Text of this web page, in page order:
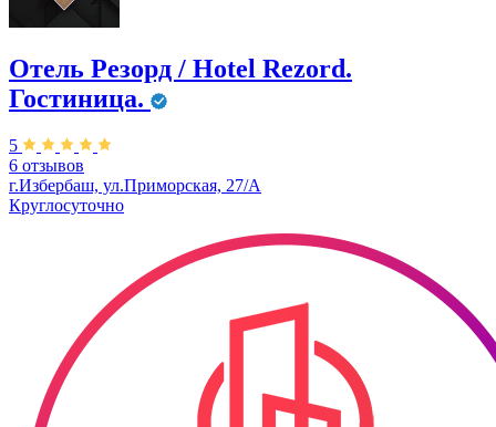
Отель Резорд / Hotel Rezord.
Гостиница.
5
6 отзывов
г.Избербаш, ул.Приморская, 27/А
Круглосуточно